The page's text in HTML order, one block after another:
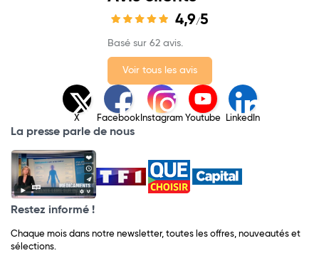
4,9/5
Basé sur 62 avis.
Voir tous les avis
X Facebook Instagram Youtube LinkedIn
La presse parle de nous
Restez informé !
Chaque mois dans notre newsletter, toutes les offres, nouveautés et
sélections.